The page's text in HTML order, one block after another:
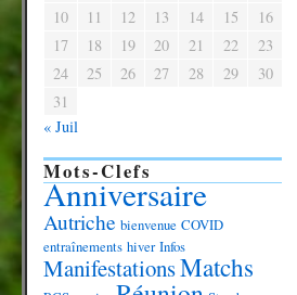
10
11 12 13 14 15
16
17
18 19 20 21 22
23
24
25 26 27 28 29
30
31
« Juil
Mots-Clefs
Anniversaire
Autriche bienvenue COVID
entraînements hiver Infos
ManifestationsMatchs